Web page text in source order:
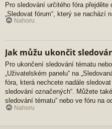
Pro sledování určitého fóra
„Sledovat fórum“, který se nachází
Nahoru
Jak můžu ukončit
Pro ukončení sledování tématu
„Uživatelském panelu“ na
fóra, která nechcete nadále
sledování označených“. Můžete
sledování tématu“ nebo ve fóru na
Nahoru